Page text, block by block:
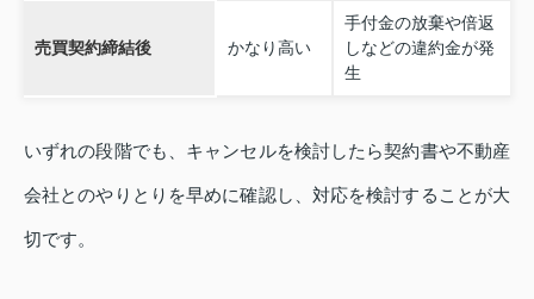
売買契約締結後 かなり高い
手付金の放棄や倍返
しなどの違約金が発
生
いずれの段階でも、キャンセルを検討したら契約書や不動産
会社とのやりとりを早めに確認し、対応を検討することが大
切です。